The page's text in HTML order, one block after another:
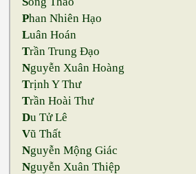
Phan Nhiên Hạo
Luân Hoán
Trần Trung Đạo
Nguyễn Xuân Hoàng
Trịnh Y Thư
Trần Hoài Thư
Du Tử Lê
Vũ Thất
Nguyễn Mộng Giác
Nguyễn Xuân Thiệp